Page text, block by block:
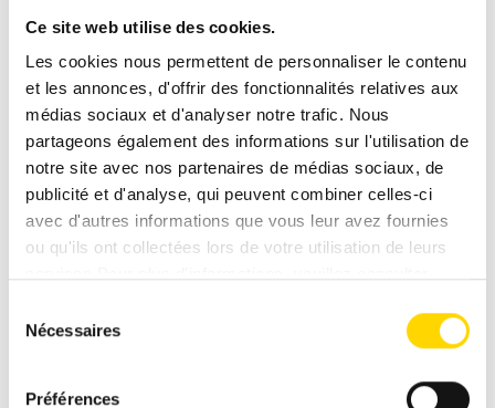
Ce site web utilise des cookies.
Les cookies nous permettent de personnaliser le contenu
et les annonces, d'offrir des fonctionnalités relatives aux
médias sociaux et d'analyser notre trafic. Nous
partageons également des informations sur l'utilisation de
notre site avec nos partenaires de médias sociaux, de
publicité et d'analyse, qui peuvent combiner celles-ci
avec d'autres informations que vous leur avez fournies
ou qu'ils ont collectées lors de votre utilisation de leurs
Nécessaires
Préférences
Infrastructure Cuisine, WC
Demande de véhicule
Prénom*